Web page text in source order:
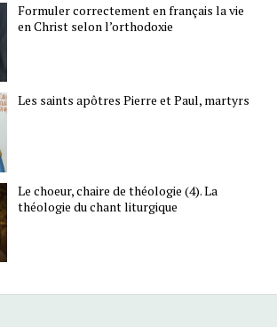
Formuler correctement en français la vie
en Christ selon l’orthodoxie
Les saints apôtres Pierre et Paul, martyrs
Le choeur, chaire de théologie (4). La
théologie du chant liturgique